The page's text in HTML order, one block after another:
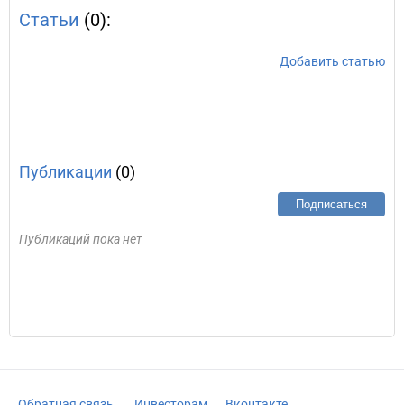
Статьи (0):
Добавить статью
Публикации (0)
Подписаться
Публикаций пока нет